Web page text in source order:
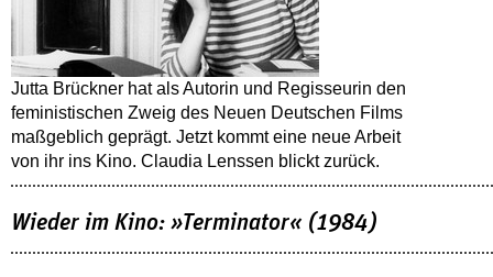
Jutta Brückner hat als Autorin und Regisseurin den
feministischen Zweig des Neuen Deutschen Films
maßgeblich geprägt. Jetzt kommt eine neue Arbeit
von ihr ins Kino. Claudia Lenssen blickt zurück.
Wieder im Kino: »Terminator« (1984)